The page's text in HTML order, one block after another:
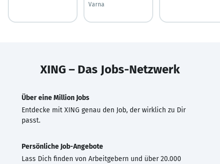
Varna
XING – Das Jobs-Netzwerk
Über eine Million Jobs
Entdecke mit XING genau den Job, der wirklich zu Dir
passt.
Persönliche Job-Angebote
Lass Dich finden von Arbeitgebern und über 20.000